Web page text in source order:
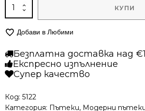
количество
за
пътека
Лора
989
Кафяв
КУПИ
Добави в Любими
Безплатна доставка над
Експресно изпълнение
Супер качество
Код: 5122
Категория: Пътеки, Модерни